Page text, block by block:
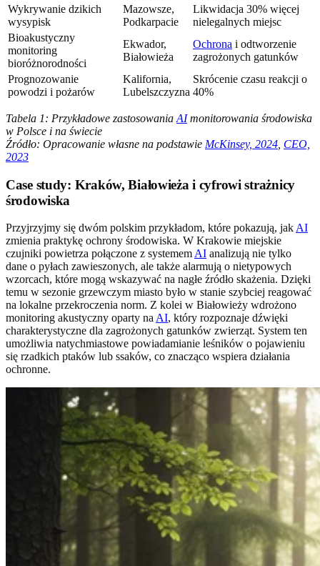
Wykrywanie dzikich
wysypisk
Mazowsze,
Podkarpacie
Likwidacja 30% więcej
nielegalnych miejsc
Bioakustyczny
monitoring
bioróżnorodności
Ekwador,
Białowieża
Ochrona i odtworzenie
zagrożonych gatunków
Prognozowanie
powodzi i pożarów
Kalifornia,
Lubelszczyzna
Skrócenie czasu reakcji o
40%
Tabela 1: Przykładowe zastosowania AImonitorowania środowiska
w Polsce i na świecie
Źródło: Opracowanie własne na podstawie McKinsey, 2024 CEO,
2023
Case study: Kraków, Białowieża i cyfrowi strażnicy
środowiska
Przyjrzyjmy się dwóm polskim przykładom, które pokazują, jak AI
zmienia praktykę ochrony środowiska. W Krakowie miejskie
czujniki powietrza połączone z systemem AI analizują nie tylko
dane o pyłach zawieszonych, ale także alarmują o nietypowych
wzorcach, które mogą wskazywać na nagłe źródło skażenia. Dzięki
temu w sezonie grzewczym miasto było w stanie szybciej reagować
na lokalne przekroczenia norm. Z kolei w Białowieży wdrożono
monitoring akustyczny oparty na AI, który rozpoznaje dźwięki
charakterystyczne dla zagrożonych gatunków zwierząt. System ten
umożliwia natychmiastowe powiadamianie leśników o pojawieniu
się rzadkich ptaków lub ssaków, co znacząco wspiera działania
ochronne.